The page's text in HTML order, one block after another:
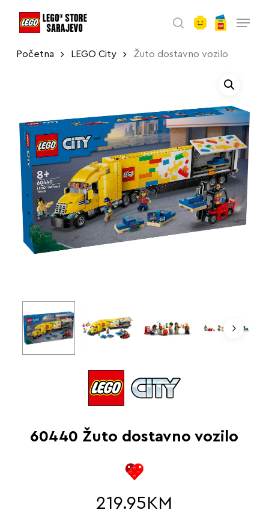
search
Početna LEGO City Žuto dostavno vozilo
60440 Žuto dostavno vozilo
219.95 KM